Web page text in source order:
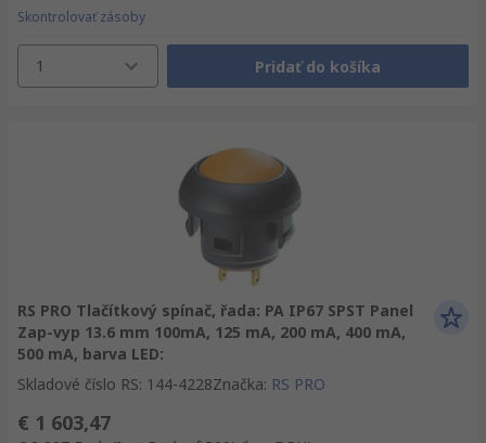
Skontrolovať zásoby
1 Pridať do košíka
RS PRO Tlačítkový spínač, řada: PA IP67 SPST Panel
Zap-vyp 13.6 mm 100mA, 125 mA, 200 mA, 400 mA,
500 mA, barva LED:
Skladové číslo RS: 144-4228Značka: RS PRO
€ 1 603,47